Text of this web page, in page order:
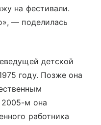
на фестивали.
— поделилась
детской
году. Позже она
2005-м она
работника